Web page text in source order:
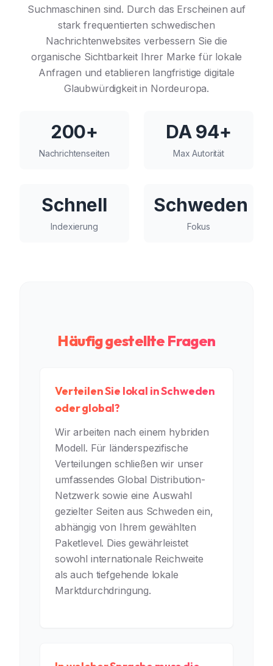
Suchmaschinen sind. Durch das Erscheinen auf
stark frequentierten schwedischen
Nachrichtenwebsites verbessern Sie die
organische Sichtbarkeit Ihrer Marke für lokale
Anfragen und etablieren langfristige digitale
Glaubwürdigkeit in Nordeuropa.
200+
Nachrichtenseiten
DA 94+
Max Autorität
Schnell
Indexierung
Schweden
Fokus
Häufig gestellte Fragen
Verteilen Sie lokal in Schweden
oder global?
Wir arbeiten nach einem hybriden
Modell. Für länderspezifische
Verteilungen schließen wir unser
umfassendes Global Distribution-
Netzwerk sowie eine Auswahl
gezielter Seiten aus Schweden ein,
abhängig von Ihrem gewählten
Paketlevel. Dies gewährleistet
sowohl internationale Reichweite
als auch tiefgehende lokale
Marktdurchdringung.